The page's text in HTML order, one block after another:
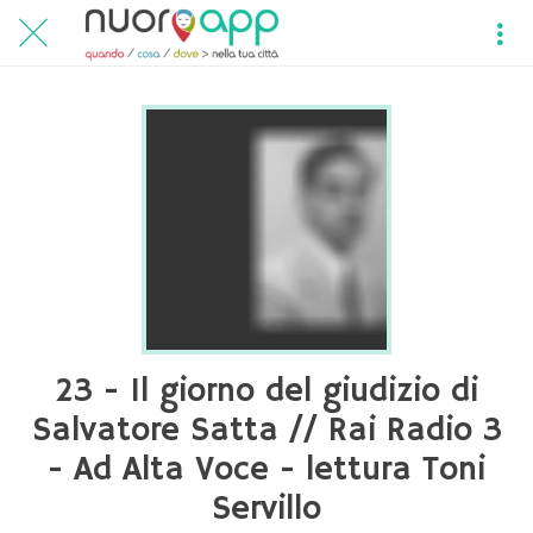
23 - Il giorno del giudizio di
Salvatore Satta // Rai Radio 3
- Ad Alta Voce - lettura Toni
Servillo